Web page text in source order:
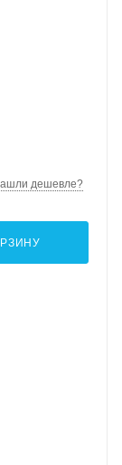
дешевле?